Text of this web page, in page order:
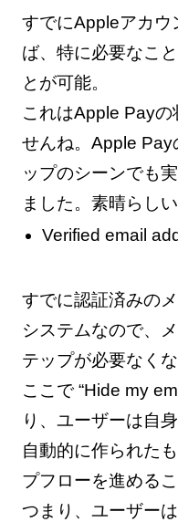
すでにAppleアカウ
ば、特に必要なこ
とが可能。
これはApple Payの
せんね。Apple Pay
ップのシーンでも
ました。素晴らしい
Verified email
すでに認証済みの
システムなので、
テップが必要なくな
ここで “Hide my
り、ユーザーは自
自動的に作られた
プフローを進める
つまり、ユーザー